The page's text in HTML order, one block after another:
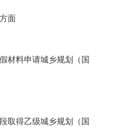
面
材料申请城乡规划（国
取得乙级城乡规划（国